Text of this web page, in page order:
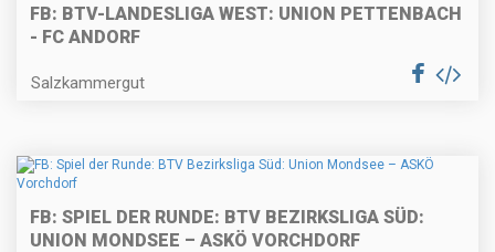
FB: BTV-LANDESLIGA WEST: UNION PETTENBACH
- FC ANDORF
Salzkammergut
FB: SPIEL DER RUNDE: BTV BEZIRKSLIGA SÜD:
UNION MONDSEE – ASKÖ VORCHDORF